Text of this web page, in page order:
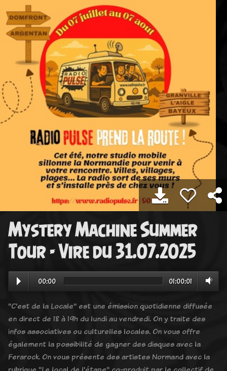
Mystery Machine Summer
Tour - Vire du 31.07.2025
00:00 01:00:01
"C'est de la Locale" est une émission quotidienne diffusée
en direct de 18 à 19h du lundi au vendredi. On y traite des
infos associatives ou culturelles locales. On vous offre
également la possibilité de gagner des disques avec la
Ferarock. On vous présente des artistes Normand avec la